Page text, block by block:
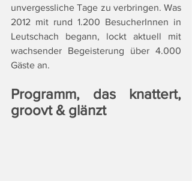
unvergessliche Tage zu verbringen. Was
2012 mit rund 1.200 BesucherInnen in
Leutschach begann, lockt aktuell mit
wachsender Begeisterung über 4.000
Gäste an.
Programm, das knattert,
groovt & glänzt